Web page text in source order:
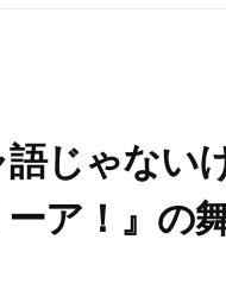
じゃない
ア！』の